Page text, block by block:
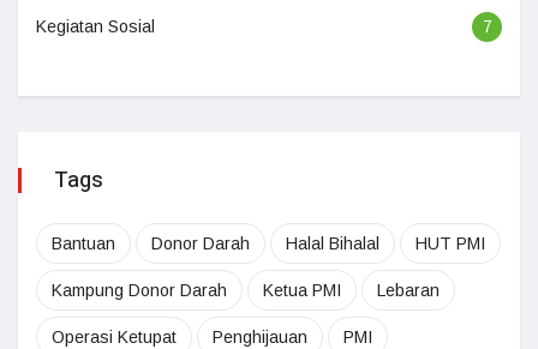
Kegiatan Sosial 7
Tags
Bantuan Donor Darah Halal Bihalal HUT PMI
Kampung Donor Darah Ketua PMI Lebaran
Operasi Ketupat Penghijauan PMI